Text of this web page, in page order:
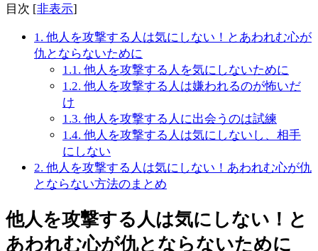
目次 [非表示]
1. 他人を攻撃する人は気にしない！とあわれむ心が
仇とならないために
1.1. 他人を攻撃する人を気にしないために
1.2. 他人を攻撃する人は嫌われるのが怖いだ
け
1.3. 他人を攻撃する人に出会うのは試練
1.4. 他人を攻撃する人は気にしないし、相手
にしない
2. 他人を攻撃する人は気にしない！あわれむ心が仇
とならない方法のまとめ
他人を攻撃する人は気にしない！と
あわれむ心が仇とならないために